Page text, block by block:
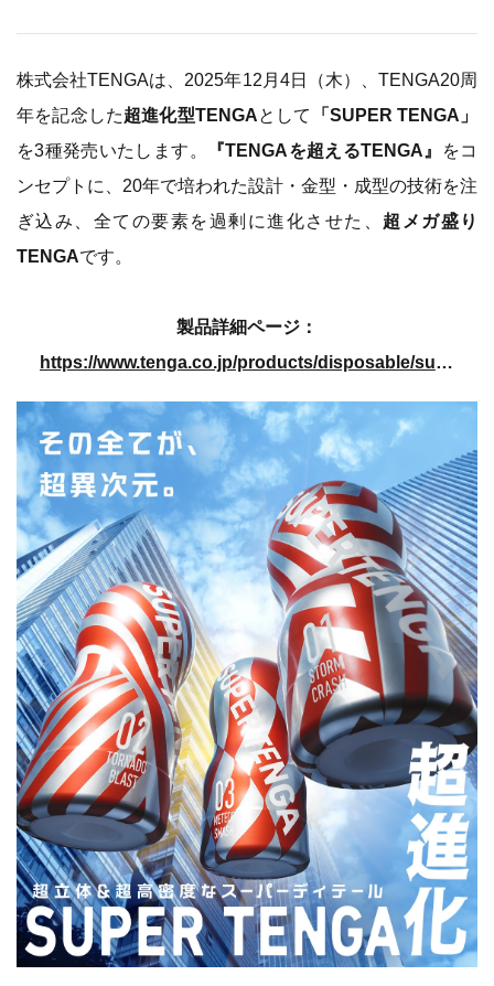
株式会社TENGAは、2025年12月4日（木）、TENGA20周
年を記念した超進化型TENGAとして
「SUPER TENGA」
を3種発売いたします。
『TENGAを超えるTENGA』
をコ
ンセプトに、20年で培われた設計・金型・成型の技術を注
ぎ込み、全ての要素を過剰に進化させた、 超メガ盛り
TENGAです。
製品詳細ページ：
https://www.tenga.co.jp/products/disposable/super-tenga/